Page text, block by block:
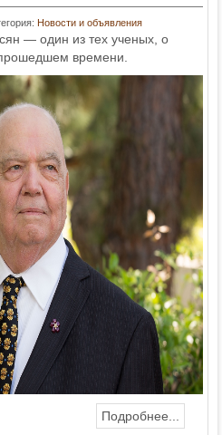
Новости и объявления
— один из тех ученых, о
времени.
Подробнее...